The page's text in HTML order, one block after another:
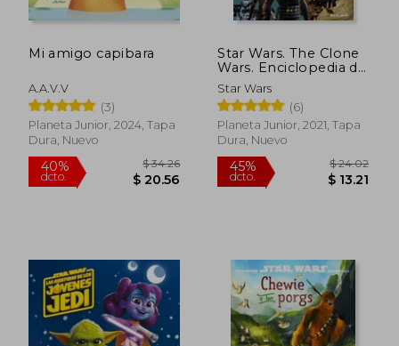
Mi amigo capibara
A.A.V.V
(3)
Planeta Junior, 2024, Tapa
Dura, Nuevo
Star Wars. The Clone
Wars. Enciclopedia de
Personajes
Star Wars
(6)
Planeta Junior, 2021, Tapa
Dura, Nuevo